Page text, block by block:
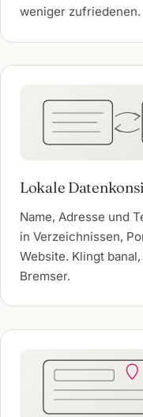
weniger zufriedenen.
Lokale
Name, Adresse und
in Verzeichnissen,
Website. Klingt
Bremser.